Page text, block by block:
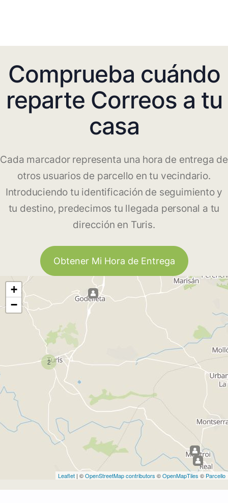
Comprueba cuándo
reparte Correos a tu
casa
Cada marcador representa una hora de entrega de
otros usuarios de parcello en tu vecindario.
Introduciendo tu identificación de seguimiento y
tu destino, predecimos tu llegada personal a tu
dirección en Turis.
Obtener Mi Hora de Entrega
2
+
−
Leaflet | ©OpenStreetMap contributors ©OpenMapTiles © Parcello